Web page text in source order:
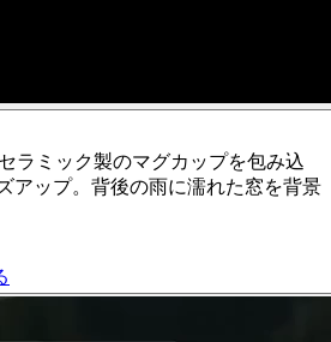
ラミック製のマグカップを包み込
アップ。背後の雨に濡れた窓を背景